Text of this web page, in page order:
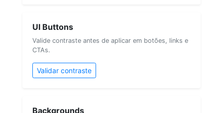
UI Buttons
Valide contraste antes de aplicar em botões, links e
CTAs.
Validar contraste
Backgrounds